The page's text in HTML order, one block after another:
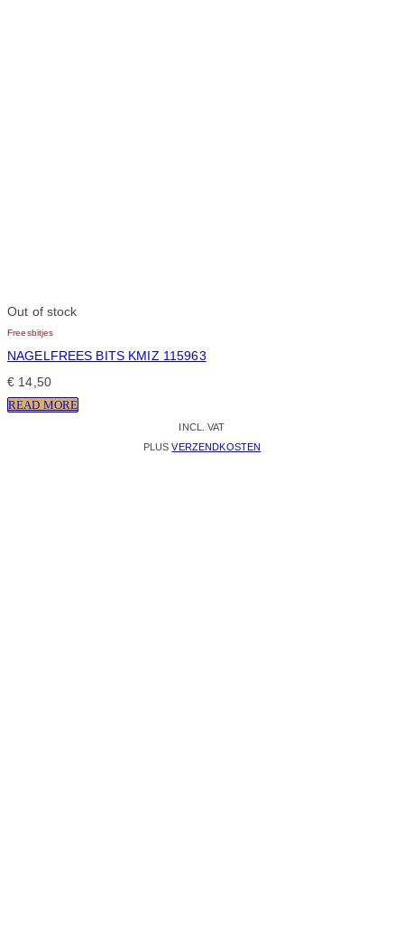
Out of stock
Freesbitjes
NAGELFREES BITS KMIZ 115963
€ 14,50
READ MORE
INCL. VAT
PLUSVERZENDKOSTEN